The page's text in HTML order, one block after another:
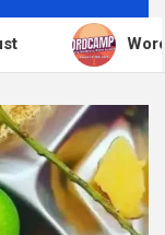
blog: